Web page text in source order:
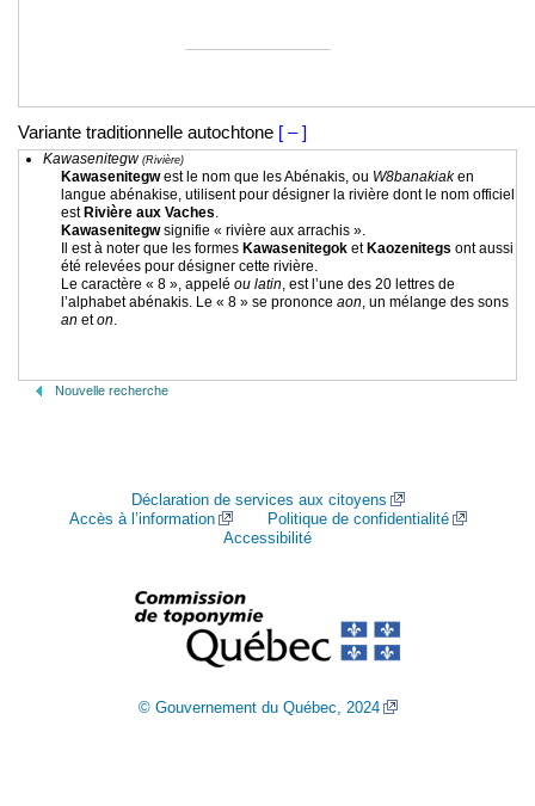
Variante traditionnelle autochtone [ – ]
Kawasenitegw (Rivière)
Kawasenitegwest le nom que les Abénakis, ou W8banakiaken
langue abénakise, utilisent pour désigner la rivière dont le nom officiel
est Rivière aux Vaches.
Kawasenitegwsignifie « rivière aux arrachis ».
Il est à noter que les formes Kawasenitegok et Kaozenitegs ont aussi
été relevées pour désigner cette rivière.
Le caractère « 8 », appelé ou latin, est l’une des 20 lettres de
l’alphabet abénakis. Le « 8 » se prononce aon, un mélange des sons
an eton.
Nouvelle recherche
Déclaration de services aux citoyens
Accès à l’information
Politique de confidentialité
Accessibilité
© Gouvernement du Québec, 2024